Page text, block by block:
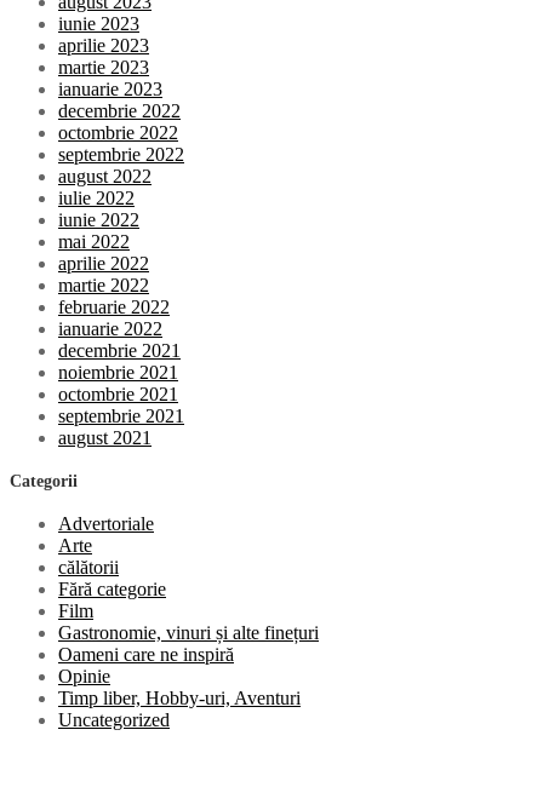
iunie 2023
aprilie 2023
martie 2023
ianuarie 2023
decembrie 2022
octombrie 2022
septembrie 2022
august 2022
iulie 2022
iunie 2022
mai 2022
aprilie 2022
martie 2022
februarie 2022
ianuarie 2022
decembrie 2021
noiembrie 2021
octombrie 2021
septembrie 2021
august 2021
Categorii
Advertoriale
Arte
călătorii
Fără categorie
Film
Gastronomie, vinuri și alte finețuri
Oameni care ne inspiră
Opinie
Timp liber, Hobby-uri, Aventuri
Uncategorized